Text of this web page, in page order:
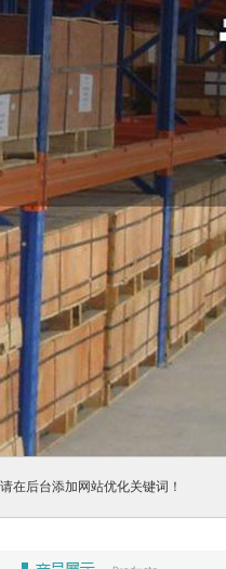
请在后台添加网站优化关键词！